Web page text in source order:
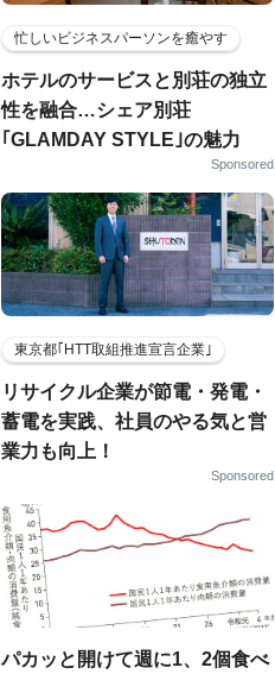
忙しいビジネスパーソンを癒やす
ホテルのサービスと別荘の独立
性を融合…シェア別荘
｢GLAMDAY STYLE｣の魅力
Sponsored
東京都｢HTT取組推進宣言企業｣
リサイクル企業が節電・発電・
蓄電を実践、社員のやる気と営
業力も向上！
Sponsored
パカッと開けて週に1、2個食べ